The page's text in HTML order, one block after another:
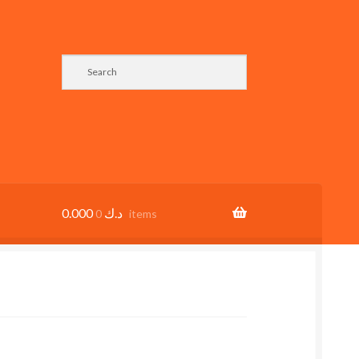
0.000 د.ك 0 items